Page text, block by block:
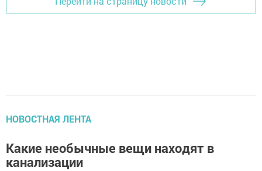
НОВОСТНАЯ ЛЕНТА
Какие необычные вещи находят в
канализации